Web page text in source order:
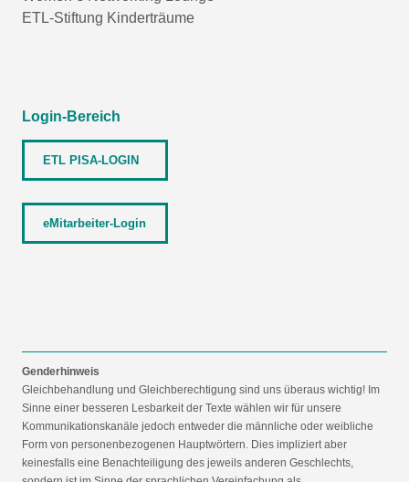
ETL-Stiftung Kinderträume
Login-Bereich
ETL PISA-LOGIN
eMitarbeiter-Login
Genderhinweis
Gleichbehandlung und Gleichberechtigung sind uns überaus wichtig! Im
Sinne einer besseren Lesbarkeit der Texte wählen wir für unsere
Kommunikationskanäle jedoch entweder die männliche oder weibliche
Form von personenbezogenen Hauptwörtern. Dies impliziert aber
keinesfalls eine Benachteiligung des jeweils anderen Geschlechts,